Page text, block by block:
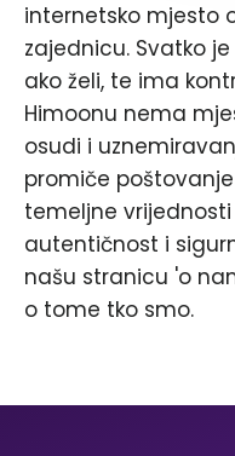
internetsko mjesto
zajednicu. Svatko
ako želi, te ima
Himoonu nema
osudi i
promiče
temeljne
autentičnost i
našu stranicu 'o
o tome tko smo.